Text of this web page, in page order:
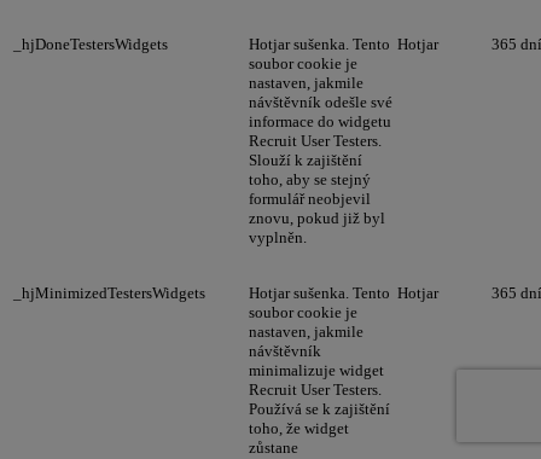
_hjDoneTestersWidgets
Hotjar sušenka. Tento
soubor cookie je
nastaven, jakmile
návštěvník odešle své
informace do widgetu
Recruit User Testers.
Slouží k zajištění
toho, aby se stejný
formulář neobjevil
znovu, pokud již byl
vyplněn.
Hotjar 365 dní
_hjMinimizedTestersWidgets
Hotjar sušenka. Tento
soubor cookie je
nastaven, jakmile
návštěvník
minimalizuje widget
Recruit User Testers.
Používá se k zajištění
toho, že widget
zůstane
Hotjar 365 dní